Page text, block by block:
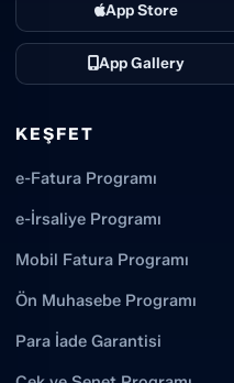
App Store
App Gallery
KEŞFET
e-Fatura Programı
e-İrsaliye Programı
Mobil Fatura Programı
Ön Muhasebe Programı
Para İade Garantisi